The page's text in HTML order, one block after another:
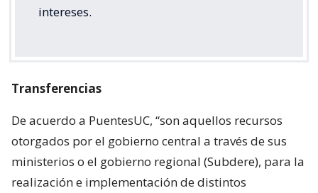
intereses.
Transferencias
De acuerdo a PuentesUC, “son aquellos recursos
otorgados por el gobierno central a través de sus
ministerios o el gobierno regional (Subdere), para la
realización e implementación de distintos